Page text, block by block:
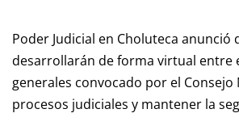
Poder Judicial en Choluteca
desarrollarán de forma virtual entre
generales convocado por el
procesos judiciales y mantener la